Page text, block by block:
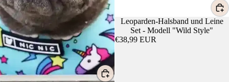
Leoparden-Halsband und Leine
Set - Modell "Wild Style"
€38,99 EUR